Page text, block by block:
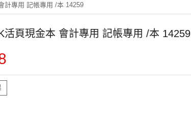
計專用 記帳專用 /本 14259
活頁現金本 會計專用 記帳專用 /本 14259